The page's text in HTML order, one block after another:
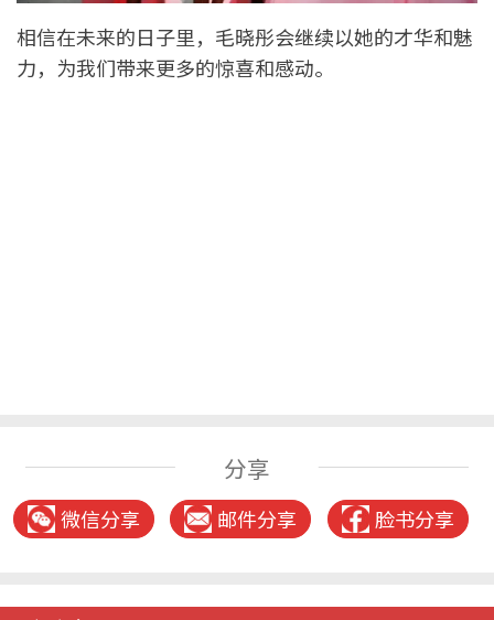
相信在未来的日子里，毛晓彤会继续以她的才华和魅
力，为我们带来更多的惊喜和感动。
分享
微信分享 邮件分享 脸书分享